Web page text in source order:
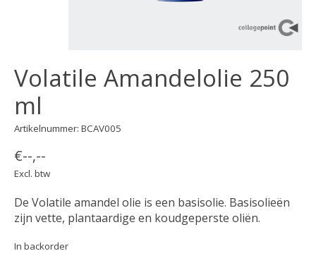
Volatile Amandelolie 250
ml
Artikelnummer: BCAV005
€--,--
Excl. btw
De Volatile amandel olie is een basisolie. Basisolieën
zijn vette, plantaardige en koudgeperste oliën.
In backorder